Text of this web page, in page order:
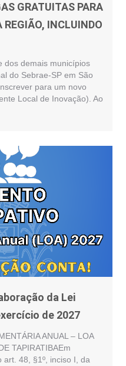
GRATUITAS PARA
REGIÃO, INCLUINDO
dos demais municípios
do Sebrae-SP em São
para um novo
Local de Inovação). Ao
da Lei
de 2027
ANUAL – LOA
TAPIRATIBAEm
48, §1º, inciso I, da